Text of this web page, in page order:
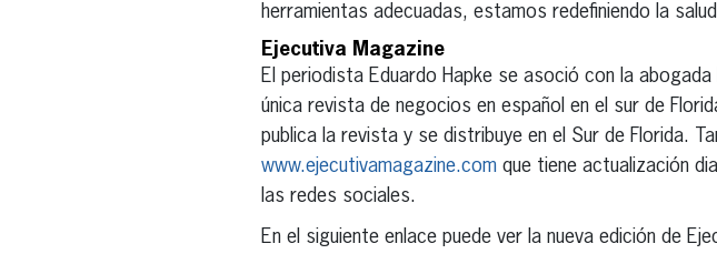
herramientas adecuadas, estamos redefiniendo la
Ejecutiva Magazine
El periodista Eduardo Hapke se asoció con la
única revista de negocios en español en el sur de
publica la revista y se distribuye en el Sur de Florida.
www.ejecutivamagazine.comque tiene actualización
las redes sociales.
En el siguiente enlace puede ver la nueva edición de